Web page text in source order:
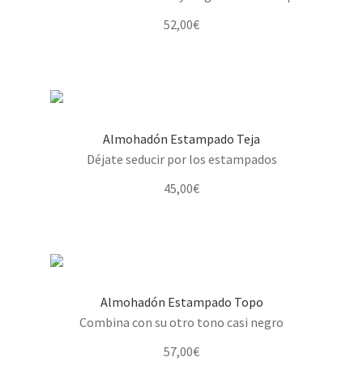
52,00€
Almohadón Estampado Teja
Déjate seducir por los estampados
45,00€
Almohadón Estampado Topo
Combina con su otro tono casi negro
57,00€